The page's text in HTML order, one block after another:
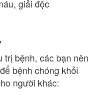
giải độc
trị bệnh, các bạn nên
bệnh chóng khỏi
người khác: